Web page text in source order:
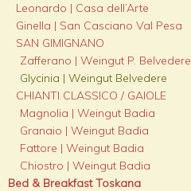
Leonardo | Casa dell’Arte
Ginella | San Casciano Val Pesa
SAN GIMIGNANO
Zafferano | Weingut P. Belvedere
Glycinia | Weingut Belvedere
CHIANTI CLASSICO / GAIOLE
Magnolia | Weingut Badia
Granaio | Weingut Badia
Fattore | Weingut Badia
Chiostro | Weingut Badia
Bed & Breakfast Toskana